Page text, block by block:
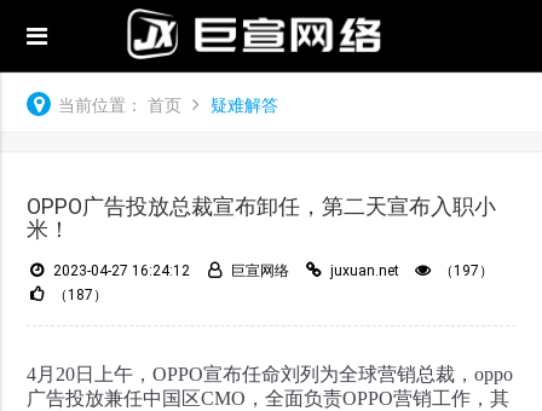
当前位置： 首页 疑难解答
OPPO广告投放总裁宣布卸任，第二天宣布入职小
米！
2023-04-27 16:24:12 巨宣网络 juxuan.net
（197）
（187）
4月20日上午，OPPO宣布任命刘列为全球营销总裁，oppo
广告投放兼任中国区CMO，全面负责OPPO营销工作，其